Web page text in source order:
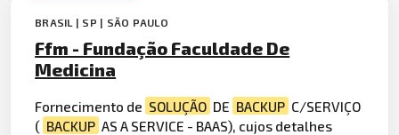
BRASIL | SP | SÃO PAULO
Ffm - Fundação Faculdade De
Medicina
Fornecimento de SOLUÇÃO DE BACKUP C/SERVIÇO
( BACKUP AS A SERVICE - BAAS), cujos detalhes